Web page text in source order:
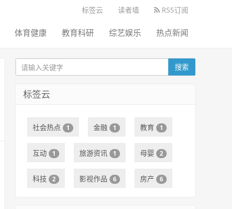
标签云 读者墙 RSS订阅
体育健康 教育科研 综艺娱乐 热点新闻
搜索
标签云
社会热点 1 金融 1 教育 1
互动 1 旅游资讯 1 母婴 2
科技 2 影视作品 6 房产 6